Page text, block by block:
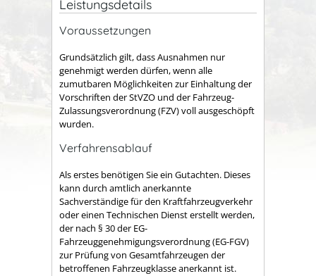
Leistungsdetails
Voraussetzungen
Grundsätzlich gilt, dass Ausnahmen nur
genehmigt werden dürfen, wenn alle
zumutbaren Möglichkeiten zur Einhaltung der
Vorschriften der StVZO und der Fahrzeug-
Zulassungsverordnung (FZV) voll ausgeschöpft
wurden.
Verfahrensablauf
Als erstes benötigen Sie ein Gutachten. Dieses
kann durch amtlich anerkannte
Sachverständige für den Kraftfahrzeugverkehr
oder einen Technischen Dienst erstellt werden,
der nach § 30 der EG-
Fahrzeuggenehmigungsverordnung (EG-FGV)
zur Prüfung von Gesamtfahrzeugen der
betroffenen Fahrzeugklasse anerkannt ist.